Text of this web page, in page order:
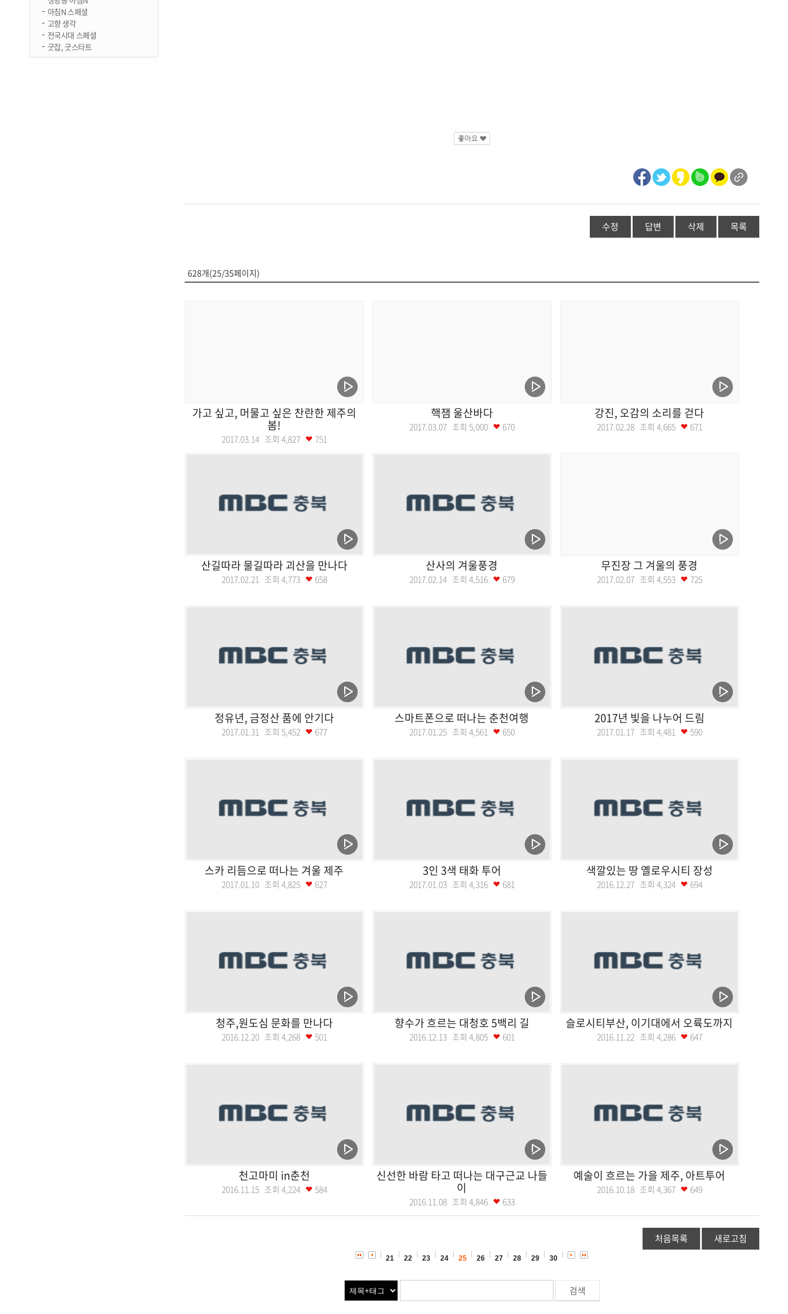
아침N 스페셜
고향 생각
전국시대 스페셜
굿잡, 굿스타트
수정 답변 삭제 목록
628개(25/35페이지)
가고 싶고, 머물고 싶은 찬란한 제주의
봄!
2017.03.14 조회 4,827 751
핵잼 울산바다
2017.03.07 조회 5,000 670
강진, 오감의 소리를 걷다
2017.02.28 조회 4,665 671
산길따라 물길따라 괴산을 만나다
2017.02.21 조회 4,773 658
산사의 겨울풍경
2017.02.14 조회 4,516 679
무진장 그 겨울의 풍경
2017.02.07 조회 4,553 725
정유년, 금정산 품에 안기다
2017.01.31 조회 5,452 677
스마트폰으로 떠나는 춘천여행
2017.01.25 조회 4,561 650
2017년 빛을 나누어 드림
2017.01.17 조회 4,481 590
스카 리듬으로 떠나는 겨울 제주
2017.01.10 조회 4,825 627
3인 3색 태화 투어
2017.01.03 조회 4,316 681
색깔있는 땅 옐로우시티 장성
2016.12.27 조회 4,324 694
청주,원도심 문화를 만나다
2016.12.20 조회 4,268 501
향수가 흐르는 대청호 5백리 길
2016.12.13 조회 4,805 601
슬로시티부산, 이기대에서 오륙도까지
2016.11.22 조회 4,286 647
천고마미 in춘천
2016.11.15 조회 4,224 584
신선한 바람 타고 떠나는 대구근교 나들
이
2016.11.08 조회 4,846 633
예술이 흐르는 가을 제주, 아트투어
2016.10.18 조회 4,367 649
처음목록 새로고침
21 22 23 24 25 26 27 28 29 30